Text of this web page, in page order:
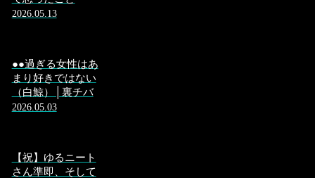
2026.05.13
●●過ぎる女性はあ
まり好きではない
（白鯨）│裏チバ
2026.05.03
【祝】ゆるニート
さん準即、そして